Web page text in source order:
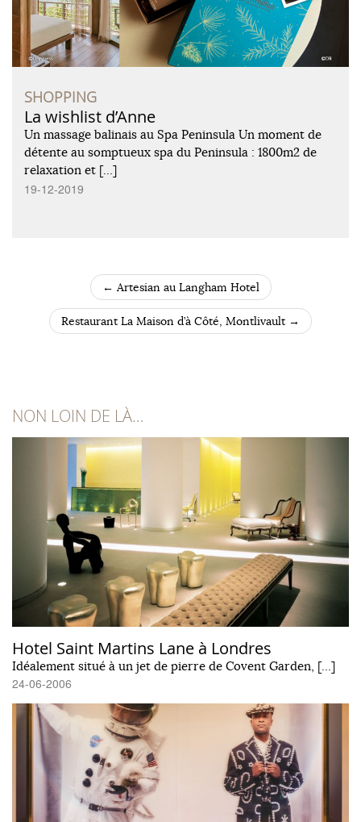
SHOPPING
La wishlist d’Anne
Un massage balinais au Spa Peninsula Un moment de
détente au somptueux spa du Peninsula : 1800m2 de
relaxation et […]
19-12-2019
POST NAVIGATION
← Artesian au Langham Hotel
Restaurant La Maison d’à Côté, Montlivault →
NON LOIN DE LÀ…
Hotel Saint Martins Lane à Londres
Idéalement situé à un jet de pierre de Covent Garden, […]
24-06-2006